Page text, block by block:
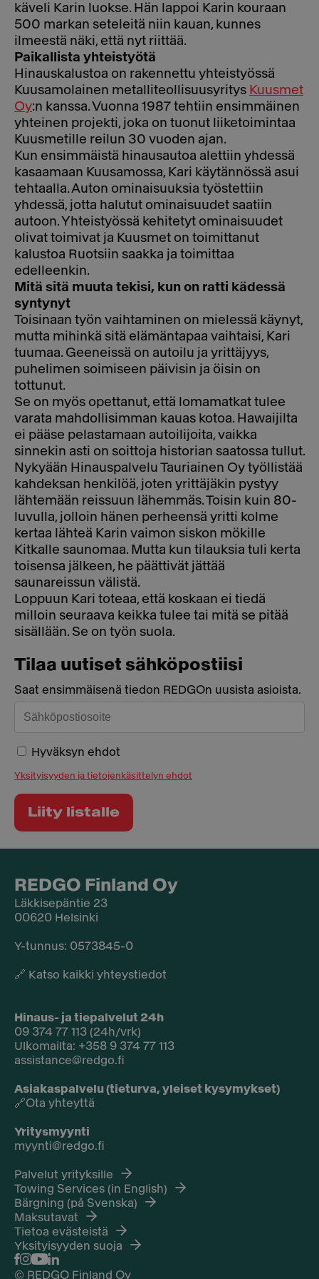
käveli Karin luokse. Hän lappoi Karin kouraan
500 markan seteleitä niin kauan, kunnes
ilmeestä näki, että nyt riittää.
Paikallista yhteistyötä
Hinauskalustoa on rakennettu yhteistyössä
Kuusamolainen metalliteollisuusyritys Kuusmet
Oy:n kanssa. Vuonna 1987 tehtiin ensimmäinen
yhteinen projekti, joka on tuonut liiketoimintaa
Kuusmetille reilun 30 vuoden ajan.
Kun ensimmäistä hinausautoa alettiin yhdessä
kasaamaan Kuusamossa, Kari käytännössä asui
tehtaalla. Auton ominaisuuksia työstettiin
yhdessä, jotta halutut ominaisuudet saatiin
autoon. Yhteistyössä kehitetyt ominaisuudet
olivat toimivat ja Kuusmet on toimittanut
kalustoa Ruotsiin saakka ja toimittaa
edelleenkin.
Mitä sitä muuta tekisi, kun on ratti kädessä
syntynyt
Toisinaan työn vaihtaminen on mielessä käynyt,
mutta mihinkä sitä elämäntapaa vaihtaisi, Kari
tuumaa. Geeneissä on autoilu ja yrittäjyys,
puhelimen soimiseen päivisin ja öisin on
tottunut.
Se on myös opettanut, että lomamatkat tulee
varata mahdollisimman kauas kotoa. Hawaijilta
ei pääse pelastamaan autoilijoita, vaikka
sinnekin asti on soittoja historian saatossa tullut.
Nykyään Hinauspalvelu Tauriainen Oy työllistää
kahdeksan henkilöä, joten yrittäjäkin pystyy
lähtemään reissuun lähemmäs. Toisin kuin 80-
luvulla, jolloin hänen perheensä yritti kolme
kertaa lähteä Karin vaimon siskon mökille
Kitkalle saunomaa. Mutta kun tilauksia tuli kerta
toisensa jälkeen, he päättivät jättää
saunareissun välistä.
Loppuun Kari toteaa, että koskaan ei tiedä
milloin seuraava keikka tulee tai mitä se pitää
sisällään. Se on työn suola.
Tilaa uutiset sähköpostiisi
Saat ensimmäisenä tiedon REDGOn uusista asioista.
Hyväksyn ehdot
Yksityisyyden ja tietojenkäsittelyn ehdot
REDGO Finland Oy
Läkkisepäntie 23
00620 Helsinki
Y-tunnus: 0573845-0​
🔗 Katso kaikki yhteystiedot
Hinaus- ja tiepalvelut 24h
09 374 77 113 (24h/vrk)
Ulkomailta: +358 9 374 77 113
assistance@redgo.fi
Asiakaspalvelu (tieturva, yleiset kysymykset)
🔗Ota yhteyttä
Yritysmyynti
myynti@redgo.fi
© REDGO Finland Oy
Palvelut yrityksille
Towing Services (in English)
Bärgning (på Svenska)
Maksutavat
Tietoa evästeistä
Yksityisyyden suoja